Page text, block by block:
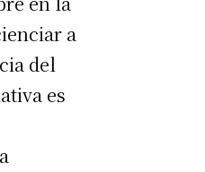
a
del
es